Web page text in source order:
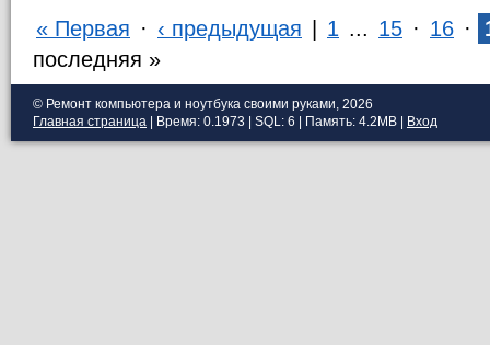
« Первая · ‹ предыдущая 1 ... 15 · 16 ·
последняя »
© Ремонт компьютера и ноутбука своими руками, 2026
Главная страница | Время: 0.1973 | SQL: 6 | Память: 4.2MB Вход